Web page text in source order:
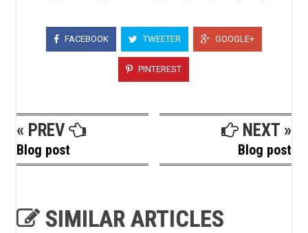
FACEBOOK TWEETER GOOGLE+
PINTEREST
« PREV
Blog post
NEXT »
Blog post
SIMILAR ARTICLES